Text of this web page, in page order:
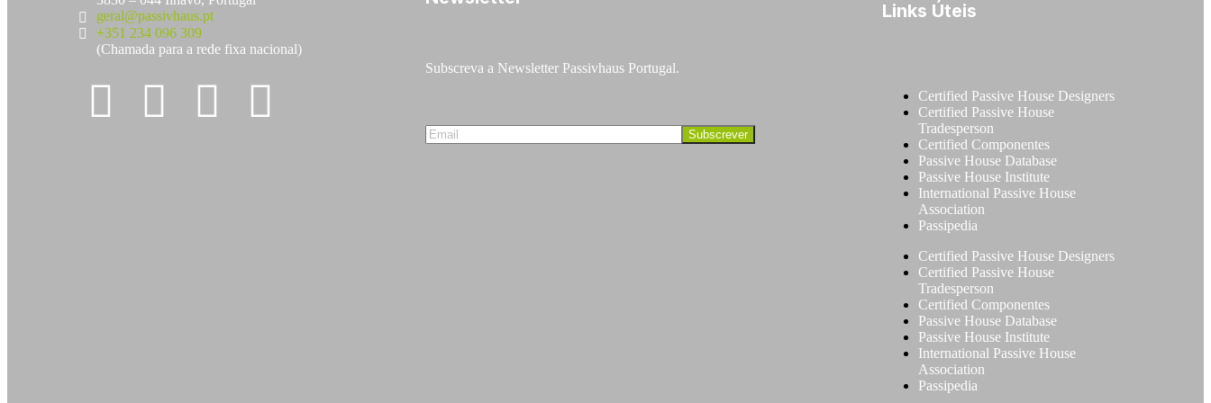
geral@passivhaus.pt
+351 234 096 309
(Chamada para a rede fixa nacional)
Subscreva a Newsletter Passivhaus Portugal.
Links Úteis
Certified Passive House Designers
Certified Passive House
Tradesperson
Certified Componentes
Passive House Database
Passive House Institute
International Passive House
Association
Passipedia
Certified Passive House Designers
Certified Passive House
Tradesperson
Certified Componentes
Passive House Database
Passive House Institute
International Passive House
Association
Passipedia